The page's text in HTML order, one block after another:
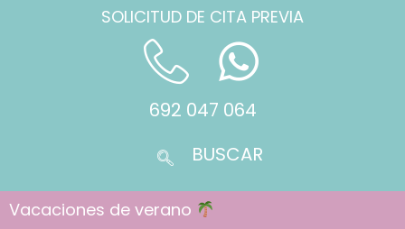
SOLICITUD DE CITA PREVIA
692 047 064
Vacaciones de verano